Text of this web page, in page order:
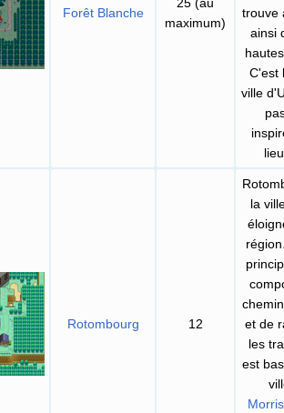
Forêt Blanche
maximum)
trouve
ainsi
C'est
ville
Rotombourg 12
la
et de
les
est